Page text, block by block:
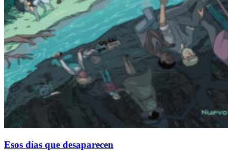
Esos días que desaparecen